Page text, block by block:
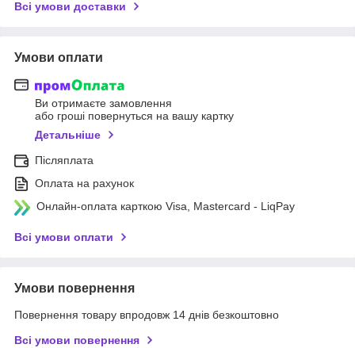
Всі умови доставки
Умови оплати
Ви отримаєте замовлення
або гроші повернуться на вашу картку
Детальніше
Післяплата
Оплата на рахунок
Онлайн-оплата карткою Visa, Mastercard - LiqPay
Всі умови оплати
Умови повернення
Повернення товару впродовж 14 днів безкоштовно
Всі умови повернення